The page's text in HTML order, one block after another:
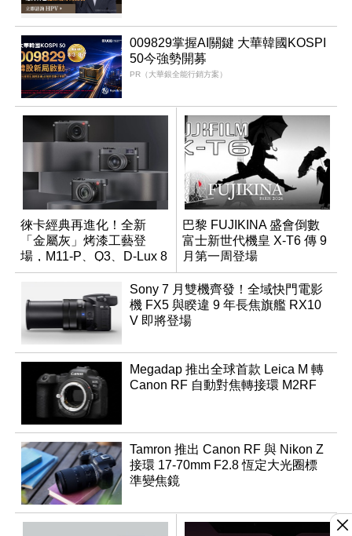
009829掌握AI關鍵 大華韓國KOSPI
50今強勢開募
PR（大華銀全能行銷方案）
徠卡經典再進化！全新
「金屬灰」烤漆工藝登
場，M11-P、Q3、D-Lux 8
領銜換裝
巴黎 FUJIKINA 盛會倒數
富士新世代機皇 X-T6 傳 9
月第一周登場
Sony 7 月雙機齊發！全域快門電影
機 FX5 與睽違 9 年長焦旗艦 RX10
V 即將登場
Megadap 推出全球首款 Leica M 轉
Canon RF 自動對焦轉接環 M2RF
Tamron 推出 Canon RF 與 Nikon Z
接環 17-70mm F2.8 恆定大光圈標
準變焦鏡